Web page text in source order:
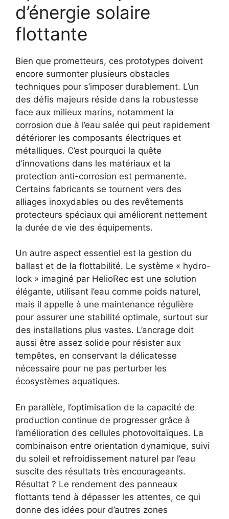
d’énergie solaire
flottante
Bien que prometteurs, ces prototypes doivent
encore surmonter plusieurs obstacles
techniques pour s’imposer durablement. L’un
des défis majeurs réside dans la robustesse
face aux milieux marins, notamment la
corrosion due à l’eau salée qui peut rapidement
détériorer les composants électriques et
métalliques. C’est pourquoi la quête
d’innovations dans les matériaux et la
protection anti-corrosion est permanente.
Certains fabricants se tournent vers des
alliages inoxydables ou des revêtements
protecteurs spéciaux qui améliorent nettement
la durée de vie des équipements.
Un autre aspect essentiel est la gestion du
ballast et de la flottabilité. Le système « hydro-
lock » imaginé par HelioRec est une solution
élégante, utilisant l’eau comme poids naturel,
mais il appelle à une maintenance régulière
pour assurer une stabilité optimale, surtout sur
des installations plus vastes. L’ancrage doit
aussi être assez solide pour résister aux
tempêtes, en conservant la délicatesse
nécessaire pour ne pas perturber les
écosystèmes aquatiques.
En parallèle, l’optimisation de la capacité de
production continue de progresser grâce à
l’amélioration des cellules photovoltaïques. La
combinaison entre orientation dynamique, suivi
du soleil et refroidissement naturel par l’eau
suscite des résultats très encourageants.
Résultat ? Le rendement des panneaux
flottants tend à dépasser les attentes, ce qui
donne des idées pour d’autres zones